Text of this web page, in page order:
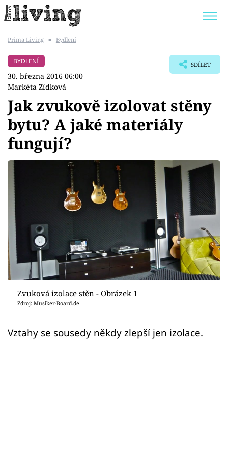
BYDLENÍ SLAVNÝCH
Témata
Bydlení
Sledujte prima+
Přihlášení
Sledujte nás
Prima Living ■ Bydlení
BYDLENÍ
30. března 2016 06:00
Markéta Zídková
SDÍLET
Jak zvukově izolovat stěny
bytu? A jaké materiály
fungují?
Zvuková izolace stěn - Obrázek 1
Zdroj: Musiker-Board.de
Vztahy se sousedy někdy zlepší jen izolace.